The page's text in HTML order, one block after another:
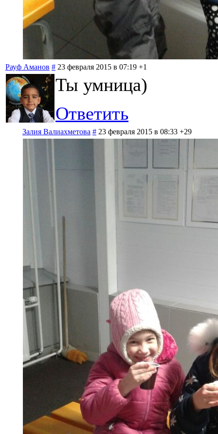
Рауф Аманов # 23 февраля 2015 в 07:19 +1
Ты умница)
Ответить
Залия Валиахметова # 23 февраля 2015 в 08:33 +29